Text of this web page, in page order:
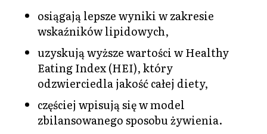
osiągają lepsze wyniki w zakresie
wskaźników lipidowych,
uzyskują wyższe wartości w Healthy
Eating Index (HEI), który
odzwierciedla jakość całej diety,
częściej wpisują się w model
zbilansowanego sposobu żywienia.